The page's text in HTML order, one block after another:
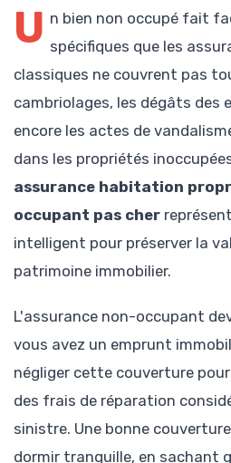
U n bien non occupé fait
spécifiques que les
classiques ne couvrent pas
cambriolages, les dégâts des
encore les actes de
dans les propriétés
assurance habitation
occupant pas cher
intelligent pour préserver la
patrimoine immobilier.
L'assurance non-occupant
vous avez un emprunt
négliger cette couverture
des frais de réparation
sinistre. Une bonne
dormir tranquille, en sachant